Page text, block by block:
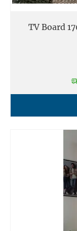
TV Board